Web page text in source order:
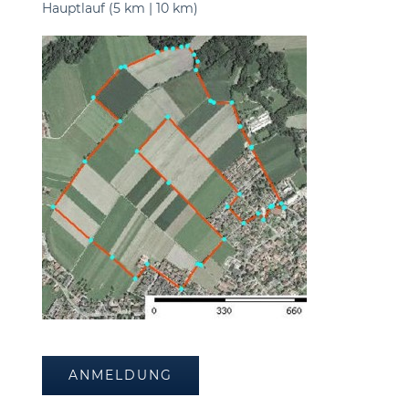
Hauptlauf (5 km | 10 km)
ANMELDUNG